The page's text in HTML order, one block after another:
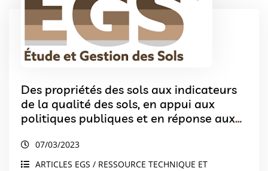
Des propriétés des sols aux indicateurs
de la qualité des sols, en appui aux
politiques publiques et en réponse aux
07/03/2023
ARTICLES EGS / RESSOURCE TECHNIQUE ET